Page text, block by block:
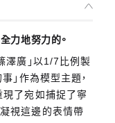
力地努力的。
澤廣」以1/7比例製
」作為模型主題，
現了宛如捕捉了寧
視這邊的表情帶